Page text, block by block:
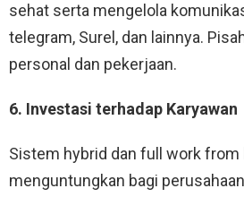
sehat serta mengelola
telegram, Surel, dan lainnya.
personal dan pekerjaan.
6. Investasi terhadap Karyawan
Sistem hybrid dan full work
menguntungkan bagi